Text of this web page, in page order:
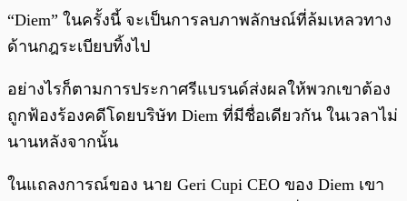
“Diem” ในครั้งนี้ จะเป็นการลบภาพลักษณ์ที่ล้มเหลวทาง
ด้านกฎระเบียบทิ้งไป
อย่างไรก็ตามการประกาศรีแบรนด์ส่งผลให้พวกเขาต้อง
ถูกฟ้องร้องคดีโดยบริษัท Diem ที่มีชื่อเดียวกัน ในเวลาไม่
นานหลังจากนั้น
ในแถลงการณ์ของ นาย Geri Cupi CEO ของ Diem เขา